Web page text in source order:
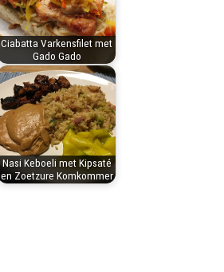
Ciabatta Varkensfilet met
Gado Gado
Nasi Keboeli met Kipsaté
en Zoetzure Komkommer